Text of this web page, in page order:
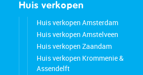
Huis verkopen
Huis verkopen Amsterdam
Huis verkopen Amstelveen
Huis verkopen Zaandam
Huis verkopen Krommenie &
Assendelft